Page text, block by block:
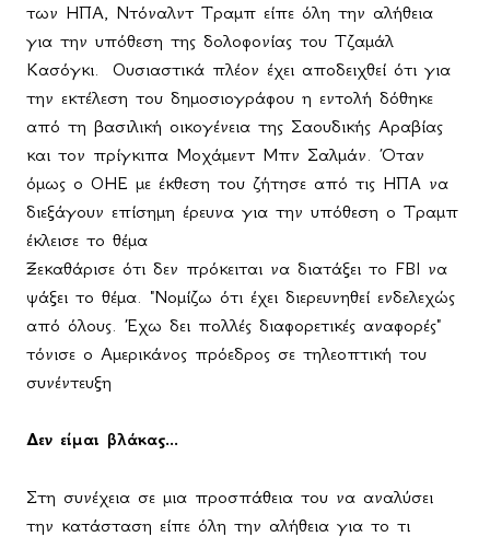
των ΗΠΑ, Ντόναλντ Τραμπ είπε όλη την αλήθεια
για την υπόθεση της δολοφονίας του Τζαμάλ
Κασόγκι.
Ουσιαστικά πλέον έχει αποδειχθεί ότι για
την εκτέλεση του δημοσιογράφου η εντολή δόθηκε
από τη βασιλική οικογένεια της Σαουδικής Αραβίας
και τον πρίγκιπα Μοχάμεντ Μπν Σαλμάν. Όταν
όμως ο ΟΗΕ με έκθεση του ζήτησε από τις ΗΠΑ να
διεξάγουν επίσημη έρευνα για την υπόθεση ο Τραμπ
έκλεισε το θέμα
Ξεκαθάρισε ότι δεν πρόκειται να διατάξει το FBI να
ψάξει το θέμα. "Νομίζω ότι έχει διερευνηθεί ενδελεχώς
από όλους. Έχω δει πολλές διαφορετικές αναφορές"
τόνισε ο Αμερικάνος πρόεδρος σε τηλεοπτική του
συνέντευξη
Δεν είμαι βλάκας...
Στη συνέχεια σε μια προσπάθεια του να αναλύσει
την κατάσταση είπε όλη την αλήθεια για το τι